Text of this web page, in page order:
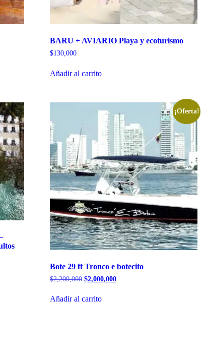
BARU + AVIARIO Playa y ecoturismo
$130,000
Añadir al carrito
¡Oferta!
Bote 29 ft Tronco e botecito
$2,200,000 El
original
era:
$2,000,000El
Añadir al carrito